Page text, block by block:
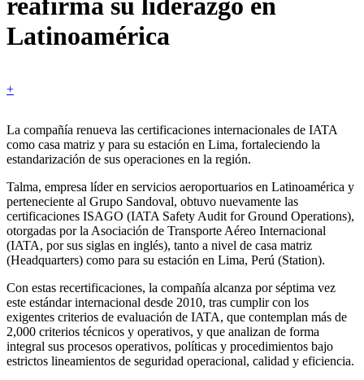
reafirma su liderazgo en
Latinoamérica
+
La compañía renueva las certificaciones internacionales de IATA
como casa matriz y para su estación en Lima, fortaleciendo la
estandarización de sus operaciones en la región.
Talma, empresa líder en servicios aeroportuarios en Latinoamérica y
perteneciente al Grupo Sandoval, obtuvo nuevamente las
certificaciones ISAGO (IATA Safety Audit for Ground Operations),
otorgadas por la Asociación de Transporte Aéreo Internacional
(IATA, por sus siglas en inglés), tanto a nivel de casa matriz
(Headquarters) como para su estación en Lima, Perú (Station).
Con estas recertificaciones, la compañía alcanza por séptima vez
este estándar internacional desde 2010, tras cumplir con los
exigentes criterios de evaluación de IATA, que contemplan más de
2,000 criterios técnicos y operativos, y que analizan de forma
integral sus procesos operativos, políticas y procedimientos bajo
estrictos lineamientos de seguridad operacional, calidad y eficiencia.